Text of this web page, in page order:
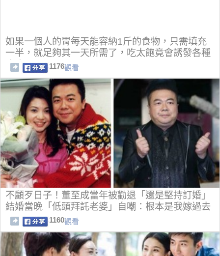
如果一個人的胃每天能容納1斤的食物，只需填充
一半，就足夠其一天所需了，吃太飽竟會誘發各種
疾病！
1176觀看
不顧歹日子！董至成當年被勸退「還是堅持訂婚」
結婚當晚「低頭拜託老婆」自嘲：根本是我嫁過去
1160觀看